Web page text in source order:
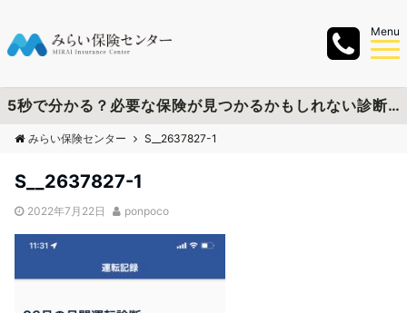
Menu
5秒で分かる？必要な保険が見つかるかもしれない診断チャートを作成しました
みらい保険センター S__2637827-1
S__2637827-1
2022年7月22日 ponpoco